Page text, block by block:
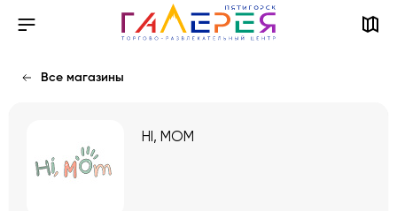
Все магазины
HI, MOM